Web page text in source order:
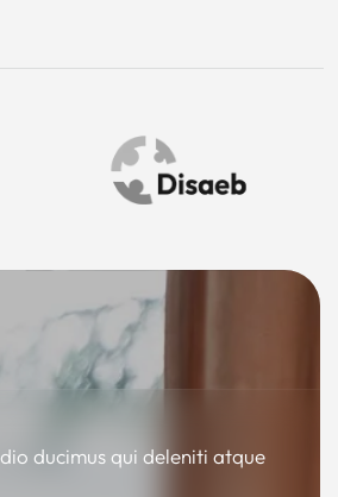
ducimus qui deleniti atque